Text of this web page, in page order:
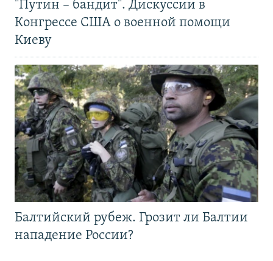
"Путин – бандит". Дискуссии в
Конгрессе США о военной помощи
Киеву
Балтийский рубеж. Грозит ли Балтии
нападение России?